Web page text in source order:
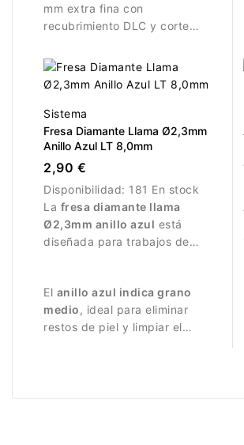
mm extra fina con
recubrimiento DLC y corte
refinamiento y acabado.
Sistema
Fresa Diamante Llama Ø2,3mm
Anillo Azul LT 8,0mm
2,90 €
Disponibilidad: 181 En stock
La fresa diamante llama
Ø2,3mm anillo azul está
diseñada para trabajos de
El anillo azul indica grano
medio, ideal para eliminar
restos de piel y limpiar el